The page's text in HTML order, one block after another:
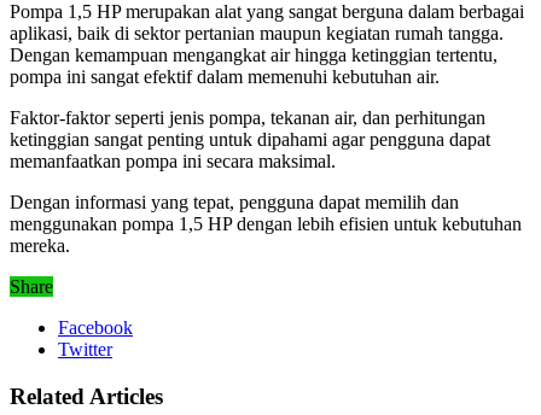
Pompa 1,5 HP merupakan alat yang sangat berguna dalam berbagai
aplikasi, baik di sektor pertanian maupun kegiatan rumah tangga.
Dengan kemampuan mengangkat air hingga ketinggian tertentu,
pompa ini sangat efektif dalam memenuhi kebutuhan air.
Faktor-faktor seperti jenis pompa, tekanan air, dan perhitungan
ketinggian sangat penting untuk dipahami agar pengguna dapat
memanfaatkan pompa ini secara maksimal.
Dengan informasi yang tepat, pengguna dapat memilih dan
menggunakan pompa 1,5 HP dengan lebih efisien untuk kebutuhan
mereka.
Share
Facebook
Twitter
Related Articles